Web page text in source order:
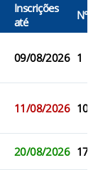
Inscrições
até
N°
09/08/2026 1
11/08/2026 109
20/08/2026 177